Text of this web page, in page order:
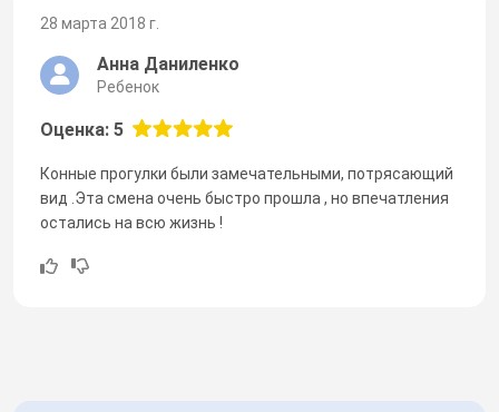
28 марта 2018 г.
Анна Даниленко
Ребенок
Оценка: 5
Конные прогулки были замечательными, потрясающий
вид .Эта смена очень быстро прошла , но впечатления
остались на всю жизнь !